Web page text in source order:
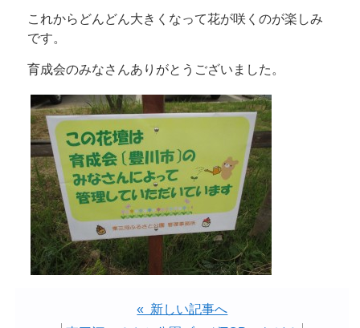
これからどんどん大きくなって花が咲くのが楽しみ
です。
育成会のみなさんありがとうございました。
« 新しい記事へ